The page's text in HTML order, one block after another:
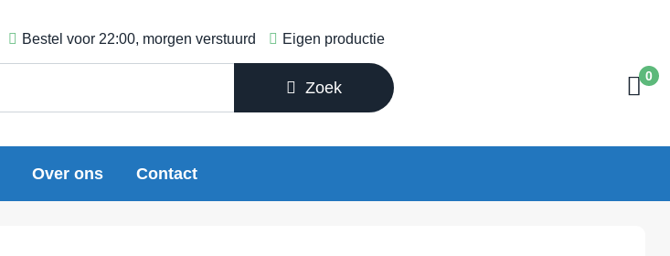
Bestel voor 22:00, morgen verstuurd Eigen productie
Zoek
0
Over ons Contact